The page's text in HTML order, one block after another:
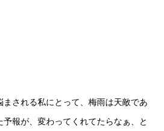
される私にとって、梅雨は天敵であ
報が、変わってくれてたらなぁ、と